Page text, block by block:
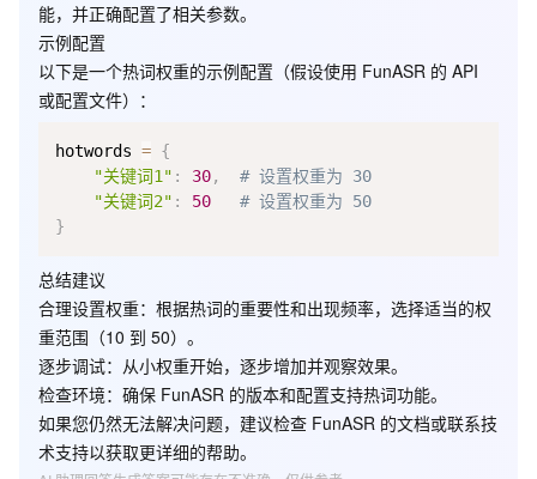
能，并正确配置了相关参数。
示例配置
以下是一个热词权重的示例配置（假设使用 FunASR 的 API
或配置文件）：
hotwords = {
"关键词1" : 30,
# 设置权重为 30
"关键词2" : 50
# 设置权重为 50
}
总结建议
合理设置权重：根据热词的重要性和出现频率，选择适当的权
重范围（10 到 50）。
逐步调试：从小权重开始，逐步增加并观察效果。
检查环境：确保 FunASR 的版本和配置支持热词功能。
如果您仍然无法解决问题，建议检查 FunASR 的文档或联系技
术支持以获取更详细的帮助。